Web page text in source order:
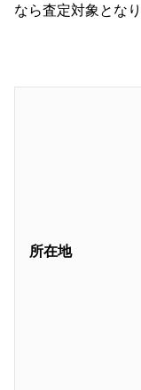
なら査定対象となり
所在地